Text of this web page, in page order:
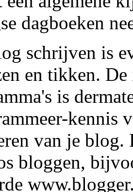
dagboeken
schrijven is
en tikken. De
is
kennis
van je blog.
bloggen,